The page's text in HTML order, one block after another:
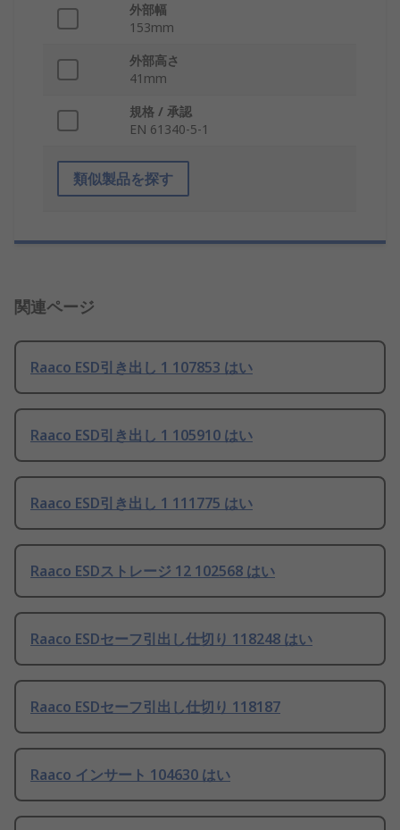
外部幅
153mm
外部高さ
41mm
規格 / 承認
EN 61340-5-1
類似製品を探す
関連ページ
Raaco ESD引き出し 1 107853 はい
Raaco ESD引き出し 1 105910 はい
Raaco ESD引き出し 1 111775 はい
Raaco ESDストレージ 12 102568 はい
Raaco ESDセーフ引出し仕切り 118248 はい
Raaco ESDセーフ引出し仕切り 118187
Raaco インサート 104630 はい